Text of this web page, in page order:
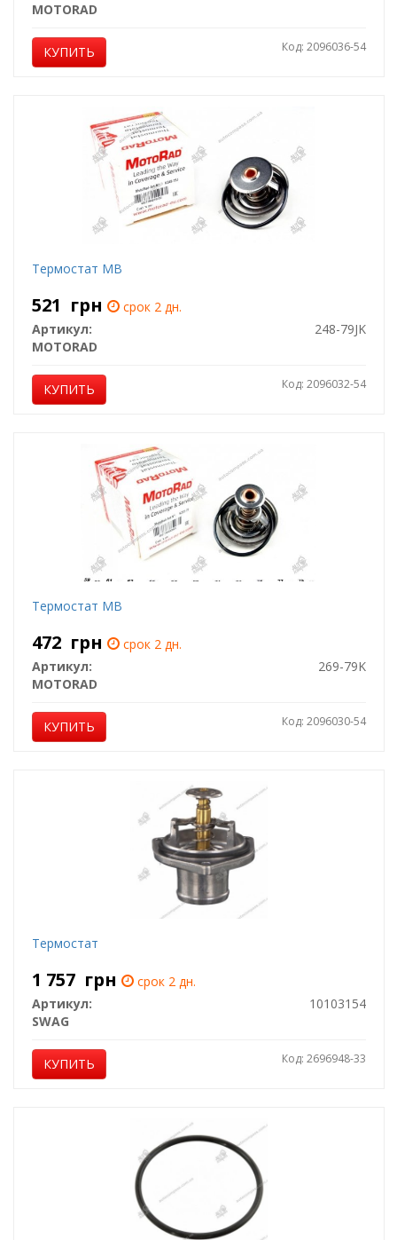
MOTORAD
КУПИТЬ Код: 2096036-54
Термостат MB
521 грн
срок 2 дн.
Артикул:
248-79JK
MOTORAD
КУПИТЬ Код: 2096032-54
Термостат MB
472 грн
срок 2 дн.
Артикул:
269-79K
MOTORAD
КУПИТЬ Код: 2096030-54
Термостат
1 757 грн
срок 2 дн.
Артикул:
10103154
SWAG
КУПИТЬ Код: 2696948-33